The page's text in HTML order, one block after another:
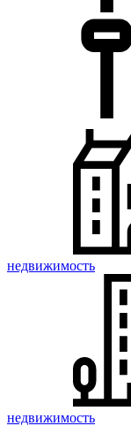
недвижимость
недвижимость